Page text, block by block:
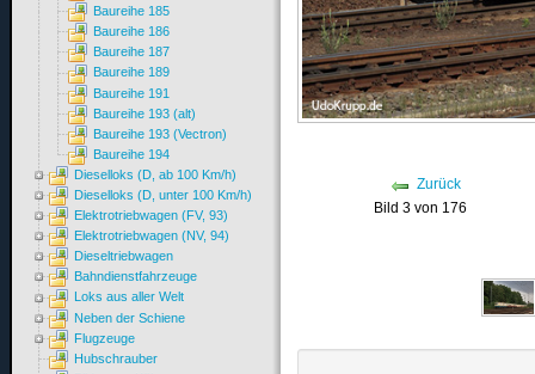
Zurück
Bild 3 von 176
Baureihe 185
Baureihe 186
Baureihe 187
Baureihe 189
Baureihe 191
Baureihe 193 (alt)
Baureihe 193 (Vectron)
Baureihe 194
Dieselloks (D, ab 100 Km/h)
Dieselloks (D, unter 100 Km/h)
Elektrotriebwagen (FV, 93)
Elektrotriebwagen (NV, 94)
Dieseltriebwagen
Bahndienstfahrzeuge
Loks aus aller Welt
Neben der Schiene
Flugzeuge
Hubschrauber